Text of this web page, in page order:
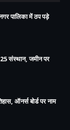
पालिका में ठप पड़े
संस्थान, जमीन पर
ऑनर्स बोर्ड पर नाम